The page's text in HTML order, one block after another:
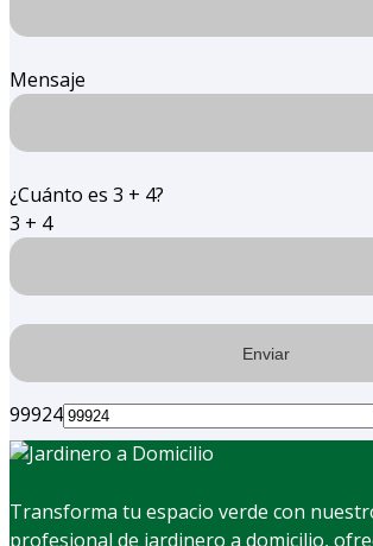
Mensaje
¿Cuánto es 3 + 4?
3 + 4
99924
Transforma tu espacio verde con
profesional de jardinero a domicilio,